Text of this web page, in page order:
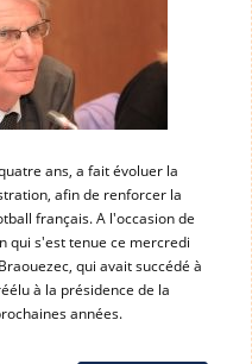
ans, a fait évoluer la
afin de renforcer la
français. A l'occasion de
qui s'est tenue ce mercredi
qui avait succédé à
à la présidence de la
années.